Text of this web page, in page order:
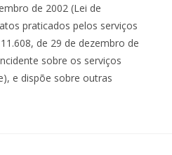
de 2002 (Lei de
praticados pelos serviços
de 29 de dezembro de
sobre os serviços
e dispõe sobre outras